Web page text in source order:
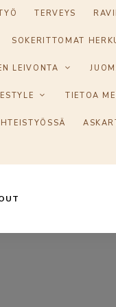
TERVEYS
SOKERITTOMAT
LEIVONTA
TIETOA